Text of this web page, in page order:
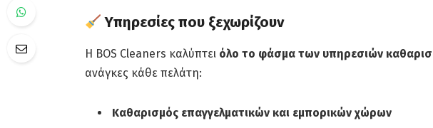
Υπηρεσίες που ξεχωρίζουν
Η BOS Cleaners καλύπτει όλο το φάσμα των υπηρεσιών
ανάγκες κάθε πελάτη:
Καθαρισμός επαγγελματικών και εμπορικών χώρων